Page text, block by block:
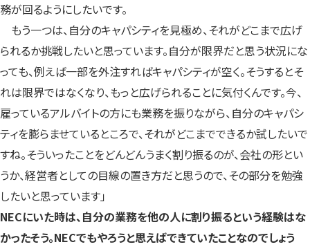
務が回るようにしたいです。
もう一つは、自分のキャパシティを見極め、それがどこまで広げ
られるか挑戦したいと思っています。自分が限界だと思う状況にな
っても、例えば一部を外注すればキャパシティが空く。そうするとそ
れは限界ではなくなり、もっと広げられることに気付くんです。今、
雇っているアルバイトの方にも業務を振りながら、自分のキャパシ
ティを膨らませているところで、それがどこまでできるか試したいで
すね。そういったことをどんどんうまく割り振るのが、会社の形とい
うか、経営者としての目線の置き方だと思うので、その部分を勉強
したいと思っています」
NECにいた時は、自分の業務を他の人に割り振るという経験はな
かったそう。NECでもやろうと思えばできていたことなのでしょう